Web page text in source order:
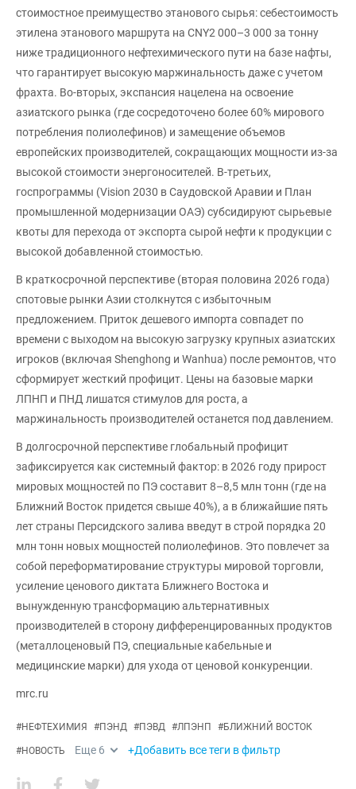
стоимостное преимущество этанового сырья: себестоимость
этилена этанового маршрута на CNY2 000–3 000 за тонну
ниже традиционного нефтехимического пути на базе нафты,
что гарантирует высокую маржинальность даже с учетом
фрахта. Во-вторых, экспансия нацелена на освоение
азиатского рынка (где сосредоточено более 60% мирового
потребления полиолефинов) и замещение объемов
европейских производителей, сокращающих мощности из-за
высокой стоимости энергоносителей. В-третьих,
госпрограммы (Vision 2030 в Саудовской Аравии и План
промышленной модернизации ОАЭ) субсидируют сырьевые
квоты для перехода от экспорта сырой нефти к продукции с
высокой добавленной стоимостью.
В краткосрочной перспективе (вторая половина 2026 года)
спотовые рынки Азии столкнутся с избыточным
предложением. Приток дешевого импорта совпадет по
времени с выходом на высокую загрузку крупных азиатских
игроков (включая Shenghong и Wanhua) после ремонтов, что
сформирует жесткий профицит. Цены на базовые марки
ЛПНП и ПНД лишатся стимулов для роста, а
маржинальность производителей останется под давлением.
В долгосрочной перспективе глобальный профицит
зафиксируется как системный фактор: в 2026 году прирост
мировых мощностей по ПЭ составит 8–8,5 млн тонн (где на
Ближний Восток придется свыше 40%), а в ближайшие пять
лет страны Персидского залива введут в строй порядка 20
млн тонн новых мощностей полиолефинов. Это повлечет за
собой переформатирование структуры мировой торговли,
усиление ценового диктата Ближнего Востока и
вынужденную трансформацию альтернативных
производителей в сторону дифференцированных продуктов
(металлоценовый ПЭ, специальные кабельные и
медицинские марки) для ухода от ценовой конкуренции.
mrc.ru
#НЕФТЕХИМИЯ #ПЭНД #ПЭВД #ЛПЭНП #БЛИЖНИЙ ВОСТОК
#НОВОСТЬ Еще 6 +Добавить все теги в фильтр